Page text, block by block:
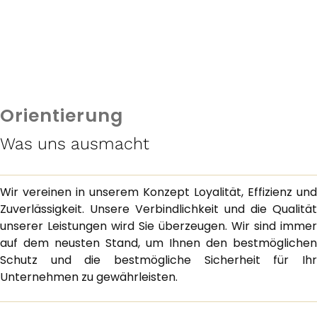
Orientierung
Was uns ausmacht
Wir vereinen in unserem Konzept Loyalität, Effizienz und
Zuverlässigkeit. Unsere Verbindlichkeit und die Qualität
unserer Leistungen wird Sie überzeugen. Wir sind immer
auf dem neusten Stand, um Ihnen den bestmöglichen
Schutz und die bestmögliche Sicherheit für Ihr
Unternehmen zu gewährleisten.